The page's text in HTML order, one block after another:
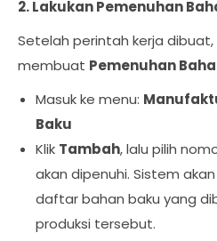
2. Lakukan Pemenuhan
Setelah perintah kerja
membuat Pemenuhan
Masuk ke menu:
Baku
Klik Tambah, lalu pilih
akan dipenuhi. Sistem
daftar bahan baku yang
produksi tersebut.